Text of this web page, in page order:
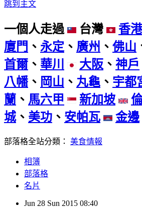
跳到主文
一個人走過 台灣 香港
廈門 、 永定 、 廣州 、 佛山
首爾、 華川 大阪 、 神戶
八幡 、 岡山 、 丸龜 、 宇都
蘭 、 馬六甲 新加坡
城、 美功 、 安帕瓦 金邊
部落格全站分類： 美食情報
相簿
部落格
名片
Jun 28 Sun 2015 08:40